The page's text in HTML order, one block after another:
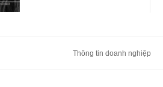
Thông tin doanh nghiệp